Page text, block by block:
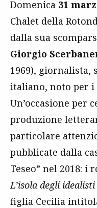
Domenica 31
Chalet della
dalla sua
Giorgio
1969), giornalista,
italiano, noto per
Un’occasione per
produzione
particolare
pubblicate dalla
Teseo” nel 2018: i
L’isola degli idealisti
figlia Cecilia